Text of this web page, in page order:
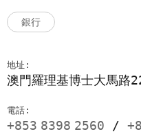
銀行
地址:
澳門羅理基博士大馬路
電話:
+853 8398 2560 /